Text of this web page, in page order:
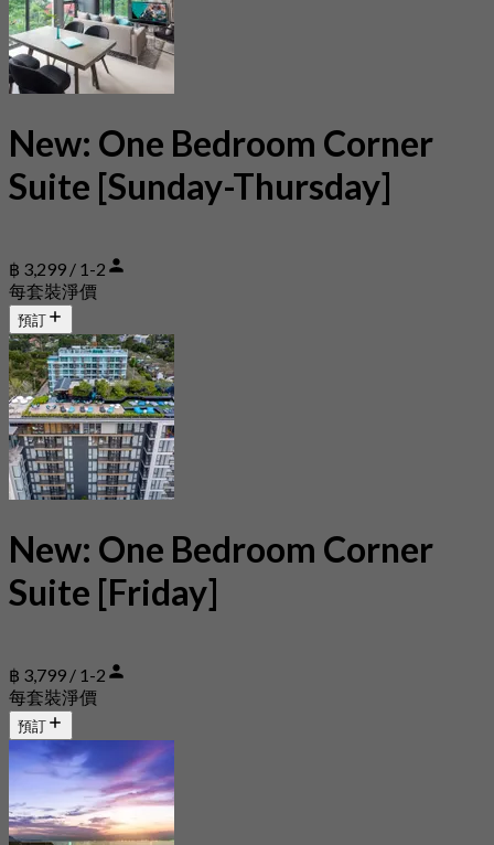
New: One Bedroom Corner
Suite [Sunday-Thursday]
฿ 3,299 / 1-2
每套裝淨價
預訂
New: One Bedroom Corner
Suite [Friday]
฿ 3,799 / 1-2
每套裝淨價
預訂